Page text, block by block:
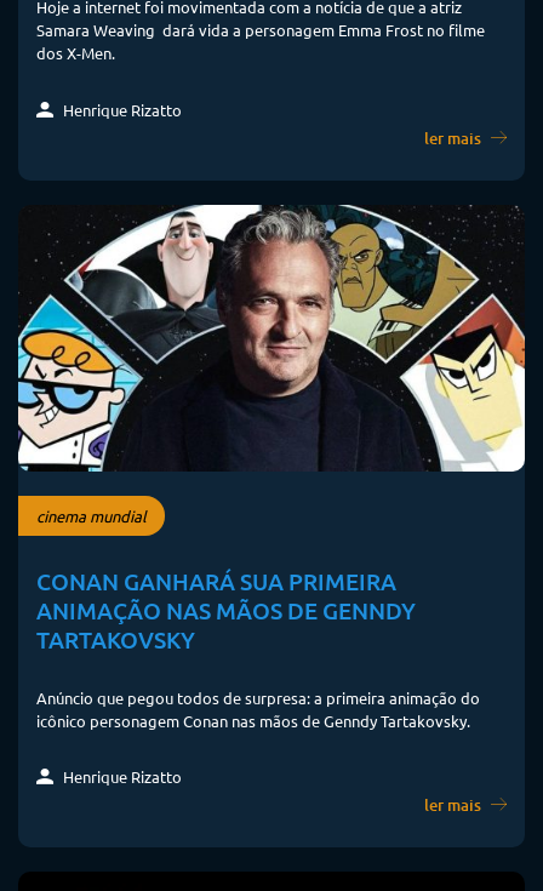
Hoje a internet foi movimentada com a notícia de que a atriz
Samara Weaving dará vida a personagem Emma Frost no filme
dos X-Men.
Henrique Rizatto
ler mais
cinema mundial
CONAN GANHARÁ SUA PRIMEIRA
ANIMAÇÃO NAS MÃOS DE GENNDY
TARTAKOVSKY
Anúncio que pegou todos de surpresa: a primeira animação do
icônico personagem Conan nas mãos de Genndy Tartakovsky.
Henrique Rizatto
ler mais